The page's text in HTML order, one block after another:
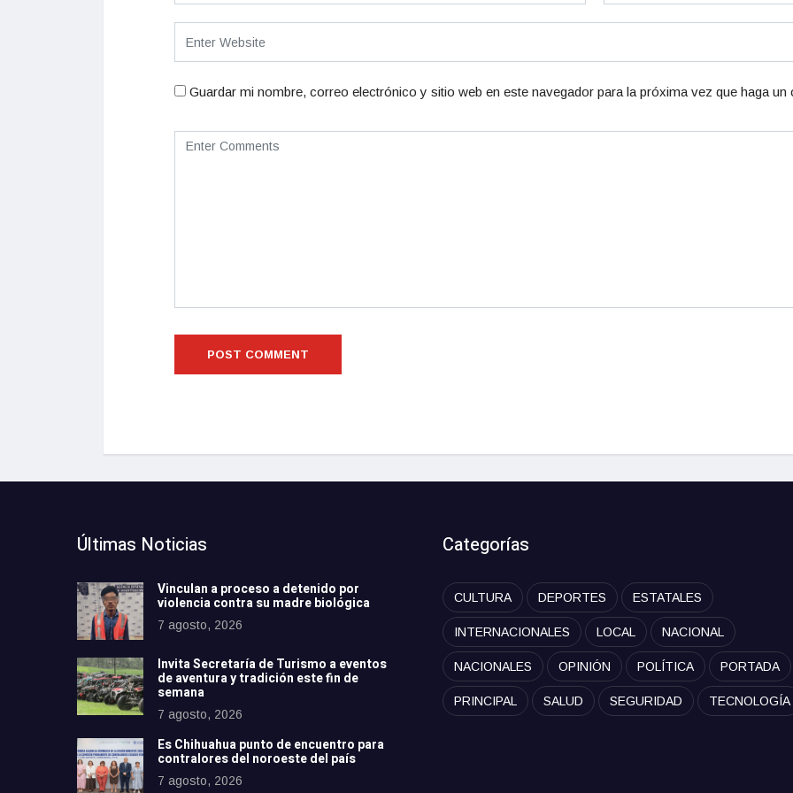
Guardar mi nombre, correo electrónico y sitio web en este navegador para la próxima vez que haga un
Últimas Noticias
Vinculan a proceso a detenido por
violencia contra su madre biológica
7 agosto, 2026
Invita Secretaría de Turismo a eventos
de aventura y tradición este fin de
semana
7 agosto, 2026
Es Chihuahua punto de encuentro para
contralores del noroeste del país
7 agosto, 2026
Categorías
CULTURA DEPORTES ESTATALES
INTERNACIONALES LOCAL NACIONAL
NACIONALES OPINIÓN POLÍTICA PORTADA
PRINCIPAL SALUD SEGURIDAD TECNOLOGÍA